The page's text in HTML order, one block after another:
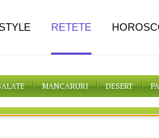
MANCARURI DESERT
RETETE